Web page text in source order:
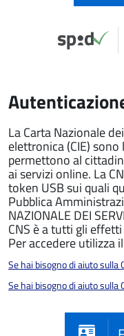
La Carta Nazionale
elettronica (CIE)
permettono al
ai servizi online. La
token USB sui quali
Pubblica
NAZIONALE DEI
CNS è a tutti gli effetti
Per accedere utilizza
Se hai bisogno di aiuto sulla
Se hai bisogno di aiuto sulla